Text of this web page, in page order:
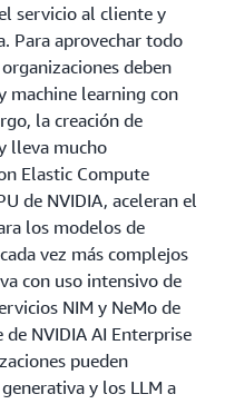
servicio al cliente y
Para aprovechar todo
deben
machine learning con
la creación de
lleva mucho
Elastic Compute
de NVIDIA, aceleran el
los modelos de
vez más complejos
con uso intensivo de
NIM y NeMo de
NVIDIA AI Enterprise
pueden
y los LLM a